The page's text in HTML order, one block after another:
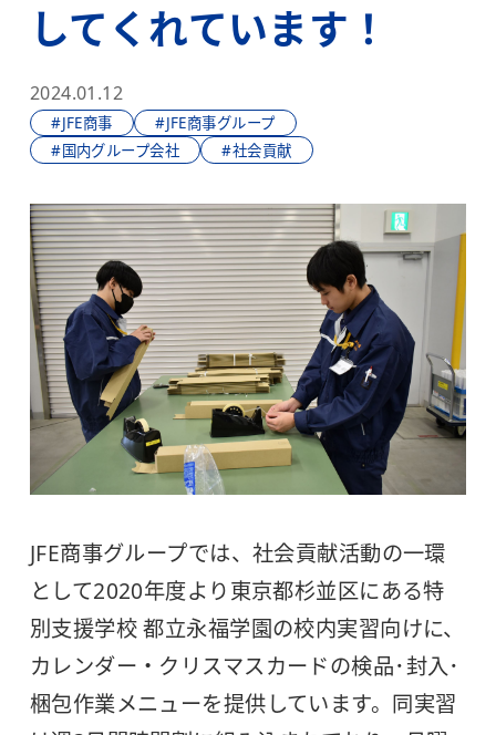
してくれています！
2024.01.12
#JFE商事
#JFE商事グループ
#国内グループ会社
#社会貢献
JFE商事グループでは、社会貢献活動の一環
として2020年度より東京都杉並区にある特
別支援学校 都立永福学園の校内実習向けに、
カレンダー・クリスマスカードの検品･封入･
梱包作業メニューを提供しています。同実習